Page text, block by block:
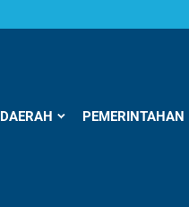
DAERAH PEMERINTAHAN